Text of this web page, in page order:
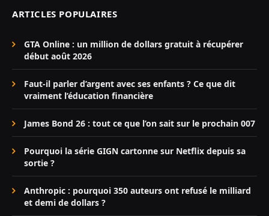
ARTICLES POPULAIRES
GTA Online : un million de dollars gratuit à récupérer
début août 2026
Faut-il parler d’argent avec ses enfants ? Ce que dit
vraiment l’éducation financière
James Bond 26 : tout ce que l’on sait sur le prochain 007
Pourquoi la série GIGN cartonne sur Netflix depuis sa
sortie ?
Anthropic : pourquoi 350 auteurs ont refusé le milliard
et demi de dollars ?